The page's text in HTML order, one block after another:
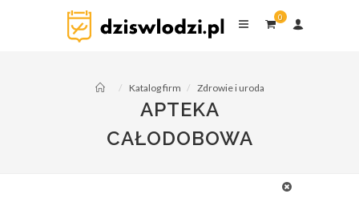
0
Katalog firm Zdrowie i uroda
APTEKA
CAŁODOBOWA